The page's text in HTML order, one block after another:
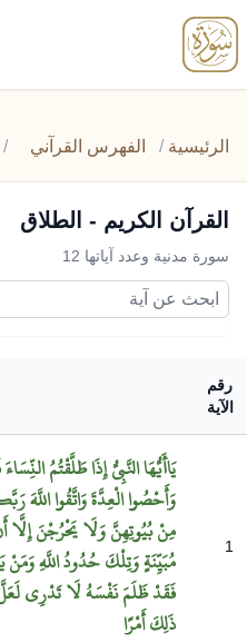
الرئيسية / الفهرس القرآني /
القرآن الكريم - الطلاق
سورة مدنية وعدد آياتها 12
رقم
الآية
1
يَاأَيُّهَاالنَّبِيُّإِذَاطَلَّقْتُمُالنِّسَاءَ
وَأَحْصُواالْعِدَّةَوَاتَّقُوااللَّهَ
مِنْبُيُوتِهِنَّوَلَايَخْرُجْنَإِلَّا
مُبَيِّنَةٍوَتِلْكَحُدُودُاللَّهِوَمَنْ
فَقَدْظَلَمَنَفْسَهُلَاتَدْرِي
ذَلِكَأَمْرًا